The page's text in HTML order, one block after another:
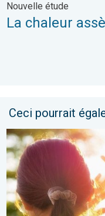
Nouvelle étude
La chaleur
Ceci pourrait
Le soleil s'impose